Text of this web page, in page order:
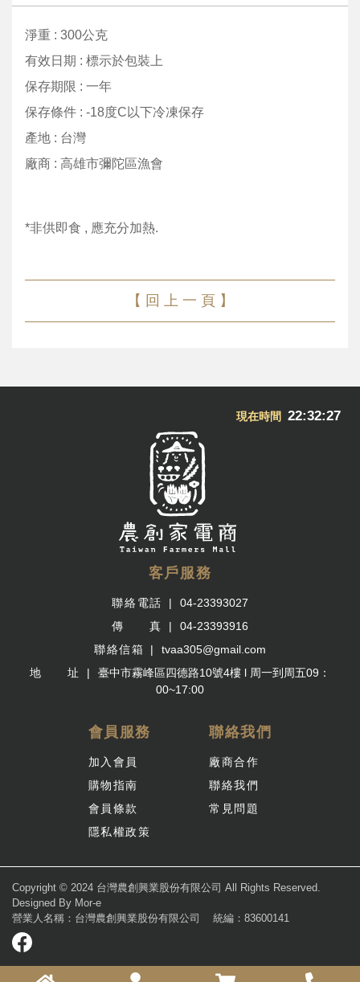
淨重 : 300公克
有效日期 : 標示於包裝上
保存期限 : 一年
保存條件 : -18度C以下冷凍保存
產地 : 台灣
廠商 : 高雄市彌陀區漁會
*非供即食 , 應充分加熱.
【 回 上 一 頁 】
現在時間 22:32:27
客戶服務
聯絡電話
04-23393027
傳 真
04-23393916
聯絡信箱
tvaa305@gmail.com
地 址
臺中市霧峰區四德路10號4樓 l 周一到周五09：
00~17:00
會員服務
加入會員
購物指南
會員條款
隱私權政策
聯絡我們
廠商合作
聯絡我們
常見問題
Copyright © 2024 台灣農創興業股份有限公司 All Rights Reserved.
Designed By Mor-e
營業人名稱：台灣農創興業股份有限公司 統編：83600141